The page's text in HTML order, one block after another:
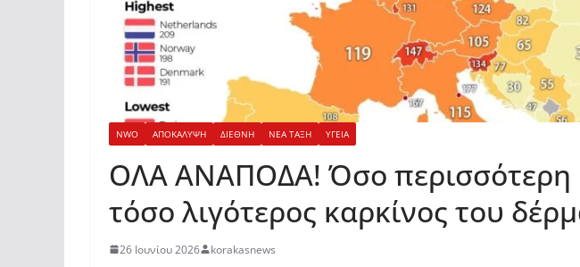
NWO ΑΠΟΚΑΛΥΨΗ ΔΙΕΘΝΗ ΝΕΑ ΤΑΞΗ ΥΓΕΙΑ
ΟΛΑ ΑΝΑΠΟΔΑ! Όσο περισσότερη
τόσο λιγότερος καρκίνος του
26 Ιουνίου 2026 korakasnews